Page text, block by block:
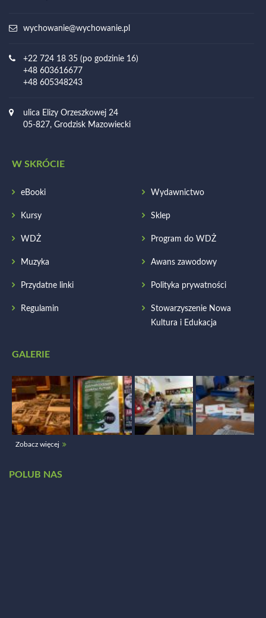
wychowanie@wychowanie.pl
+22 724 18 35 (po godzinie 16)
+48 603616677
+48 605348243
ulica Elizy Orzeszkowej 24
05-827, Grodzisk Mazowiecki
W SKRÓCIE
eBooki Wydawnictwo
Kursy Sklep
WDŻ Program do WDŻ
Muzyka Awans zawodowy
Przydatne linki Polityka prywatności
Regulamin
Stowarzyszenie Nowa
Kultura i Edukacja
GALERIE
Zobacz więcej
POLUB NAS